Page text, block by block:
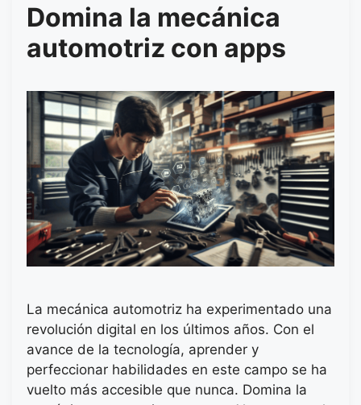
Domina la mecánica
automotriz con apps
La mecánica automotriz ha experimentado una
revolución digital en los últimos años. Con el
avance de la tecnología, aprender y
perfeccionar habilidades en este campo se ha
vuelto más accesible que nunca. Domina la